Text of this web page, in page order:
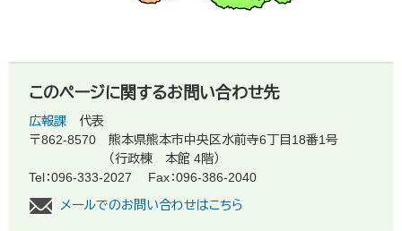
このページに関するお問い合わせ先
広報課
代表
〒862-8570
熊本県熊本市中央区水前寺6丁目18番1号
（行政棟 本館 4階）
Tel：096-333-2027
Fax：096-386-2040
メールでのお問い合わせはこちら